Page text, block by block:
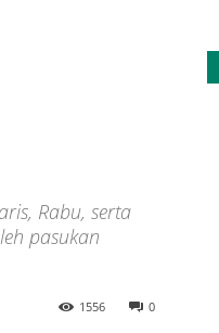
Rabu, serta
pasukan
0
1556